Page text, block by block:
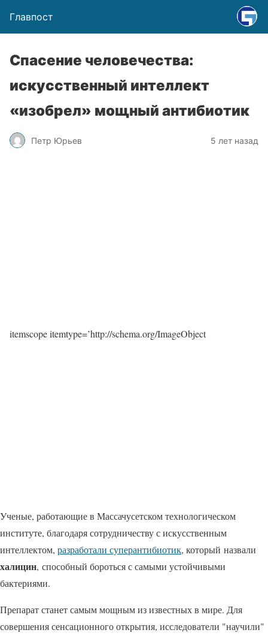
Главпост
Спасение человечества:
искусственный интеллект
«изобрел» мощный антибиотик
Петр Юрьев 5 лет назад
itemscope itemtype=’http://schema.org/ImageObject
Ученые, работающие в Массачусетском технологическом
институте, благодаря сотрудничеству с искусственным
интеллектом, разработали суперантибиотик, который назвали
халицин, способный бороться с самыми устойчивыми
бактериями.
Препарат станет самым мощным из известных в мире. Для
совершения сенсационного открытия, исследователи "научили"